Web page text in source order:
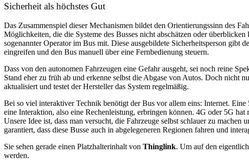
Sicherheit als höchstes Gut
Das Zusammenspiel dieser Mechanismen bildet den Orientierungssinn des
Möglichkeiten, die die Systeme des Busses nicht abschätzen oder
sogenannter Operator im Bus mit. Diese ausgebildete Sicherheitsperson
eingreifen und den Bus manuell über eine Fernbedienung steuern.
Dass von den autonomen Fahrzeugen eine Gefahr ausgeht, sei noch reine
Stand eher zu früh ab und erkenne selbst die Abgase von Autos. Doch
aktualisiert und testet der Hersteller das System regelmäßig.
Bei so viel interaktiver Technik benötigt der Bus vor allem eins: Internet.
eine Interaktion, also eine Rechenleistung, erbringen können. 4G oder 5G
Unsere Idee ist, dass man versucht, die Fahrzeuge selbst schlauer zu
garantiert, dass diese Busse auch in abgelegeneren Regionen fahren und
Sie sehen gerade einen Platzhalterinhalt von Thinglink. Um auf den
werden.